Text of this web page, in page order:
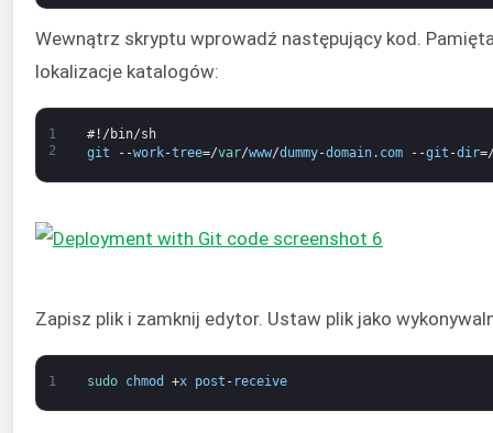
Wewnątrz skryptu wprowadź następujący kod.
lokalizacje katalogów:
1
2
#!/bin/sh
git
--work-tree=/var/www/dummy-domain. com --git -dir
Zapisz plik i zamknij edytor. Ustaw plik jako
1 sudo chmod +x post - receive